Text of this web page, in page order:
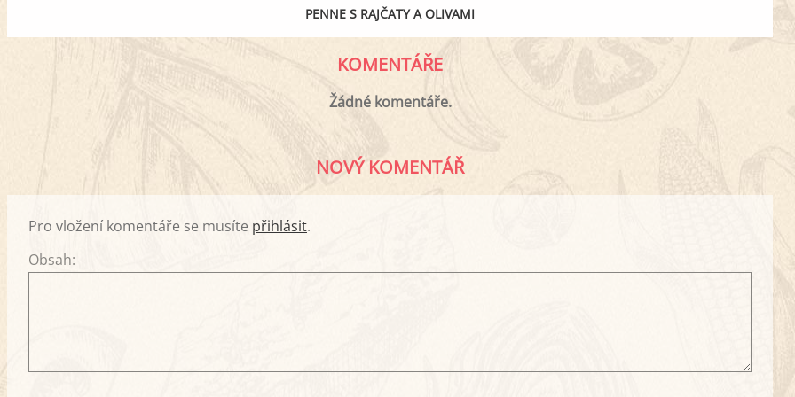
PENNE S RAJČATY A OLIVAMI
KOMENTÁŘE
Žádné komentáře.
NOVÝ KOMENTÁŘ
Pro vložení komentáře se musíte přihlásit.
Obsah: